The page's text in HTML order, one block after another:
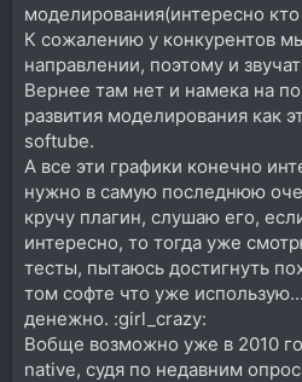
моделирования(интересно кто
К сожалению у конкурентов
направлении, поэтому и
Вернее там нет и намека на
развития моделирования как
softube.
А все эти графики конечно
нужно в самую последнюю
кручу плагин, слушаю его,
интересно, то тогда уже
тесты, пытаюсь достигнуть
том софте что уже
денежно. :girl_crazy:
Вобще возможно уже в 2010
native, судя по недавним